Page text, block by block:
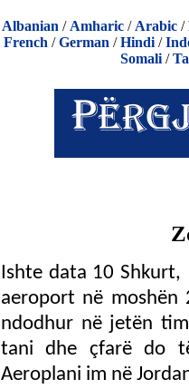
Albanian / Amharic / Arabic /
French /German /Hindi /
Somali /
Ishte data 10
aeroport në moshën
ndodhur në jetën
tani dhe çfarë do
Aeroplani im në